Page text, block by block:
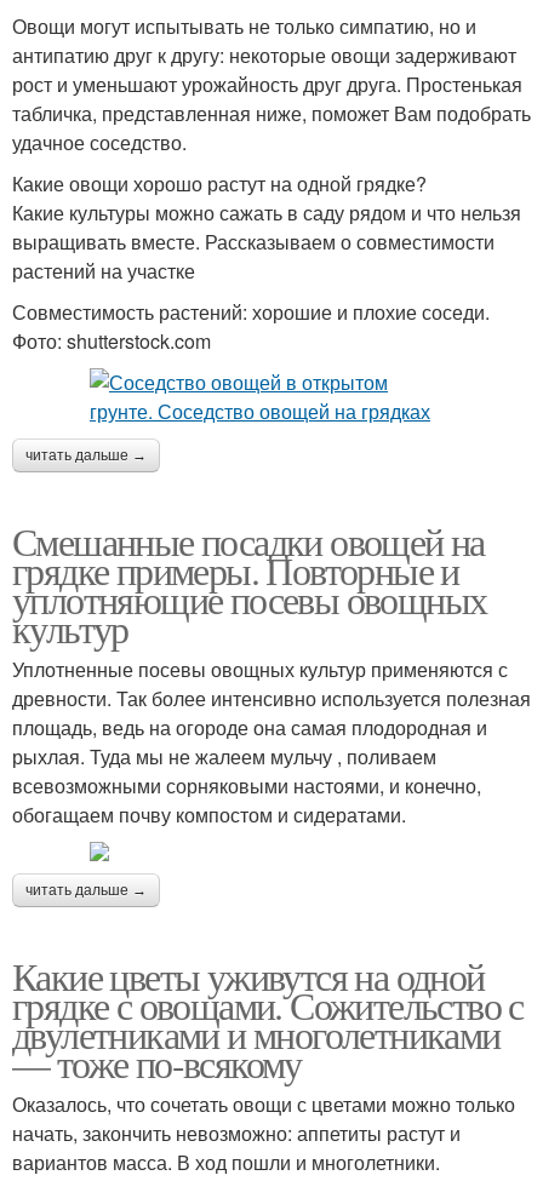
Овощи могут испытывать не только симпатию, но и
антипатию друг к другу: некоторые овощи задерживают
рост и уменьшают урожайность друг друга. Простенькая
табличка, представленная ниже, поможет Вам подобрать
удачное соседство.
Какие овощи хорошо растут на одной грядке?
Какие культуры можно сажать в саду рядом и что нельзя
выращивать вместе. Рассказываем о совместимости
растений на участке
Совместимость растений: хорошие и плохие соседи.
Фото: shutterstock.com
читать дальше →
Смешанные посадки овощей на
грядке примеры. Повторные и
уплотняющие посевы овощных
культур
Уплотненные посевы овощных культур применяются с
древности. Так более интенсивно используется полезная
площадь, ведь на огороде она самая плодородная и
рыхлая. Туда мы не жалеем мульчу , поливаем
всевозможными сорняковыми настоями, и конечно,
обогащаем почву компостом и сидератами.
читать дальше →
Какие цветы уживутся на одной
грядке с овощами. Сожительство с
двулетниками и многолетниками
— тоже по-всякому
Оказалось, что сочетать овощи с цветами можно только
начать, закончить невозможно: аппетиты растут и
вариантов масса. В ход пошли и многолетники.